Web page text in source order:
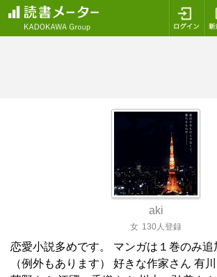
aki
女 130人登録
恋愛小説多めです。 マンガは１巻のみ追
（例外もあります） 好きな作家さん